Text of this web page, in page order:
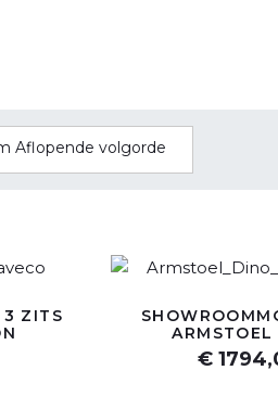
Aflopende volgorde
3 ZITS
ARMSTOEL
€